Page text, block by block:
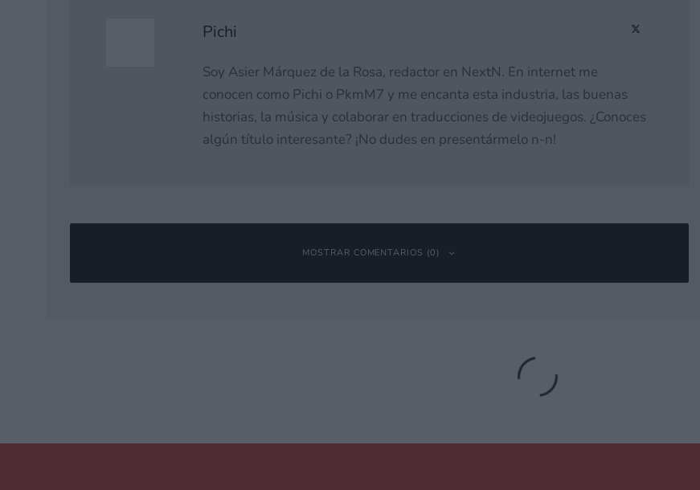
Pichi
Soy Asier Márquez de la Rosa, redactor en NextN. En internet me
conocen como Pichi o PkmM7 y me encanta esta industria, las buenas
historias, la música y colaborar en traducciones de videojuegos. ¿Conoces
algún título interesante? ¡No dudes en presentármelo n-n!
MOSTRAR COMENTARIOS (0)